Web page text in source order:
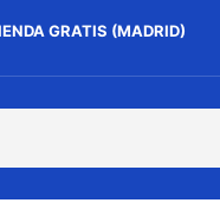
GRATIS (MADRID)